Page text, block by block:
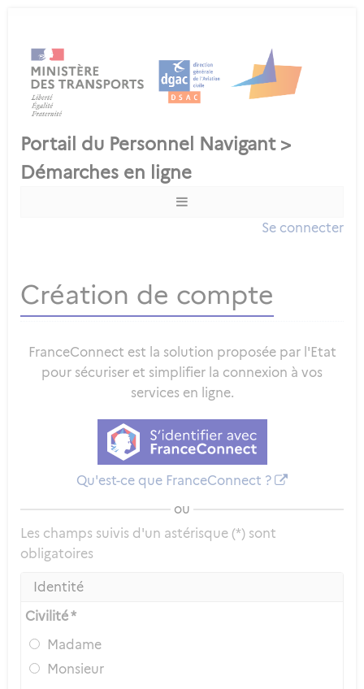
Se connecter
Création de compte
FranceConnect est la solution proposée par l'Etat
pour sécuriser et simplifier la connexion à vos
services en ligne.
Qu'est-ce que FranceConnect ?
ou
Les champs suivis d'un astérisque (*) sont
obligatoires
Identité
Civilité *
Madame
Monsieur